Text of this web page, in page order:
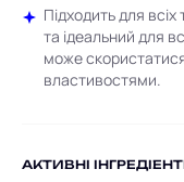
Підходить для всіх
та ідеальний для
може
властивостями.
AКТИВНІ